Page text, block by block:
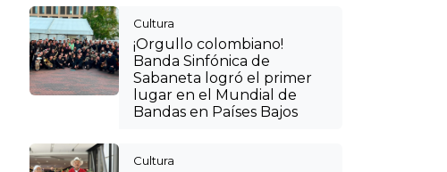
Cultura
¡Orgullo colombiano!
Banda Sinfónica de
Sabaneta logró el primer
lugar en el Mundial de
Bandas en Países Bajos
Cultura